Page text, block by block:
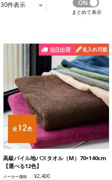
30件表示
まとめて表示
高級パイル地バスタオル（M）70×140cm
【選べる12色】
メーカー価格 ¥2,400